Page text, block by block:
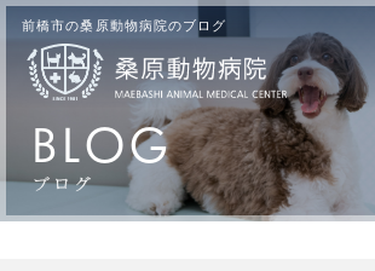
前橋市の桑原動物病院のブログ
BLOG